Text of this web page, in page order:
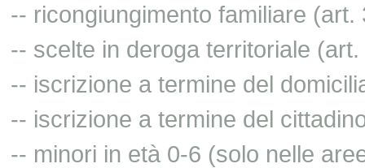
-- ricongiungimento familiare (art.
-- scelte in deroga territoriale
-- iscrizione a termine del
-- iscrizione a termine del
-- minori in età 0-6 (solo nelle